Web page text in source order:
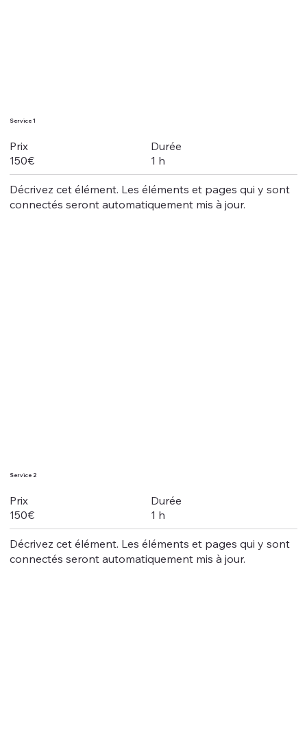
Service 1
Prix
150€
Durée
1 h
Décrivez cet élément. Les éléments et pages qui y sont
connectés seront automatiquement mis à jour.
Service 2
Prix
150€
Durée
1 h
Décrivez cet élément. Les éléments et pages qui y sont
connectés seront automatiquement mis à jour.